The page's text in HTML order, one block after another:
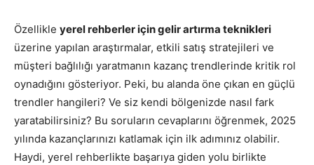
Özellikle yerel rehberler için gelir artırma teknikleri
üzerine yapılan araştırmalar, etkili satış stratejileri ve
müşteri bağlılığı yaratmanın kazanç trendlerinde kritik rol
oynadığını gösteriyor. Peki, bu alanda öne çıkan en güçlü
trendler hangileri? Ve siz kendi bölgenizde nasıl fark
yaratabilirsiniz? Bu soruların cevaplarını öğrenmek, 2025
yılında kazançlarınızı katlamak için ilk adımınız olabilir.
Haydi, yerel rehberlikte başarıya giden yolu birlikte